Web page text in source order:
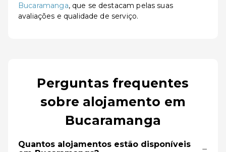
Bucaramanga, que se destacam pelas suas
avaliações e qualidade de serviço.
Perguntas frequentes
sobre alojamento em
Bucaramanga
Quantos alojamentos estão disponíveis
−